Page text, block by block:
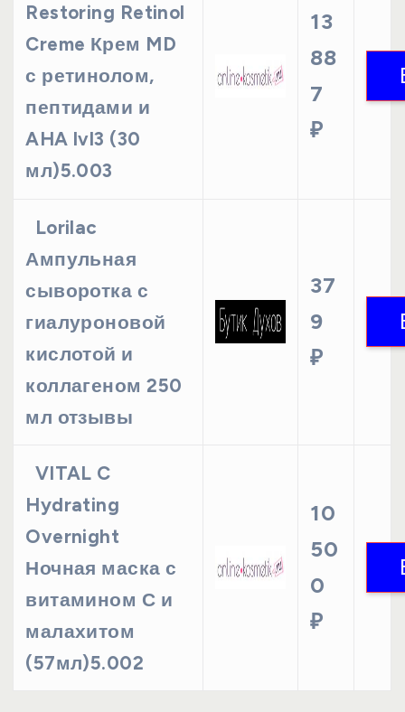
Restoring Retinol
Creme Крем MD
с ретинолом,
пептидами и
AHA lvl3 (30
мл)5.003
13
88
7
₽
Lorilac
Ампульная
сыворотка с
гиалуроновой
кислотой и
коллагеном 250
мл отзывы
37
9
₽
VITAL C
Hydrating
Overnight
Ночная маска с
витамином С и
малахитом
(57мл)5.002
10
50
0
₽